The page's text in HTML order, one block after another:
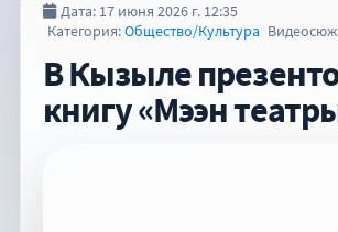
Дата: 17 июня 2026 г. 12:35
Категория:Общество/Культура
В Кызыле
книгу «Мээн